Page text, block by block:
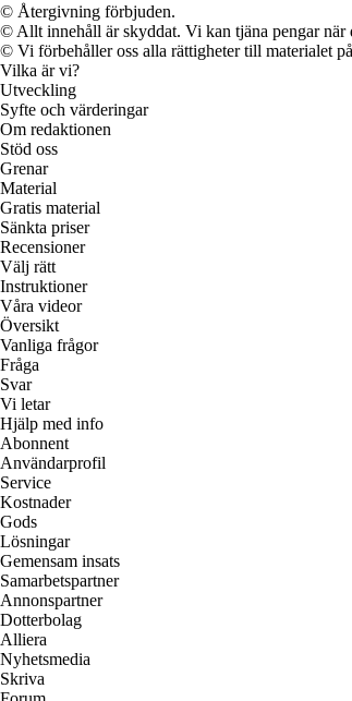
© Återgivning förbjuden.
© Allt innehåll är skyddat. Vi kan tjäna pengar
© Vi förbehåller oss alla rättigheter till materialet
Vilka är vi?
Utveckling
Syfte och värderingar
Om redaktionen
Stöd oss
Grenar
Material
Gratis material
Sänkta priser
Recensioner
Välj rätt
Instruktioner
Våra videor
Översikt
Vanliga frågor
Fråga
Svar
Vi letar
Hjälp med info
Abonnent
Användarprofil
Service
Kostnader
Gods
Lösningar
Gemensam insats
Samarbetspartner
Annonspartner
Dotterbolag
Alliera
Nyhetsmedia
Skriva